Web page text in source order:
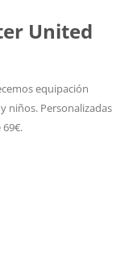
United
equipación
niños. Personalizadas